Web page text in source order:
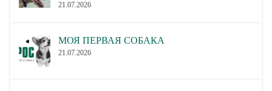
21.07.2026
МОЯ ПЕРВАЯ СОБАКА
21.07.2026